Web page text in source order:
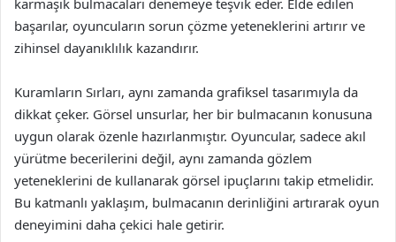
karmaşık bulmacaları denemeye teşvik eder. Elde edilen
başarılar, oyuncuların sorun çözme yeteneklerini artırır ve
zihinsel dayanıklılık kazandırır.
Kuramların Sırları, aynı zamanda grafiksel tasarımıyla da
dikkat çeker. Görsel unsurlar, her bir bulmacanın konusuna
uygun olarak özenle hazırlanmıştır. Oyuncular, sadece akıl
yürütme becerilerini değil, aynı zamanda gözlem
yeteneklerini de kullanarak görsel ipuçlarını takip etmelidir.
Bu katmanlı yaklaşım, bulmacanın derinliğini artırarak oyun
deneyimini daha çekici hale getirir.